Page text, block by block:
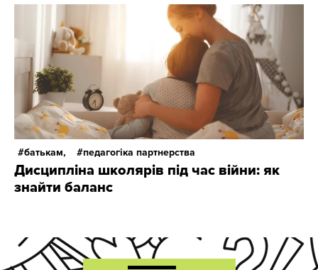
батькам, педагогіка партнерства
Дисципліна школярів під час війни: як
знайти баланс